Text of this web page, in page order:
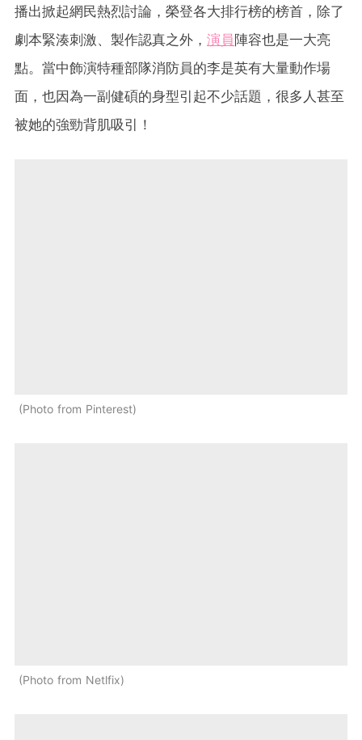
播出掀起網民熱烈討論，榮登各大排行榜的榜首，除了
劇本緊湊刺激、製作認真之外， 演員陣容也是一大亮
點。當中飾演特種部隊消防員的李是英有大量動作場
面，也因為一副健碩的身型引起不少話題，很多人甚至
被她的強勁背肌吸引！
Photo from Pinterest
Photo from Netlfix